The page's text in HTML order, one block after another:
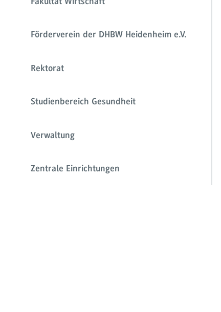
Fakultät Wirtschaft
Förderverein der DHBW Heidenheim e.V.
Rektorat
Studienbereich Gesundheit
Verwaltung
Zentrale Einrichtungen